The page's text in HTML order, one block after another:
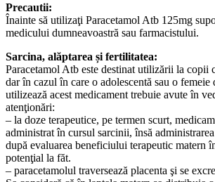
Precautii:
Înainte să utilizaţi Paracetamol Atb 125mg
medicului dumneavoastră sau farmacistului.
Sarcina, alăptarea și fertilitatea:
Paracetamol Atb este destinat utilizării la copii
dar în cazul în care o adolescentă sau o femeie
utilizează acest medicament trebuie avute în
atenţionări:
– la doze terapeutice, pe termen scurt,
administrat în cursul sarcinii, însă
după evaluarea beneficiului terapeutic matern
potenţial la făt.
– paracetamolul traversează placenta şi se